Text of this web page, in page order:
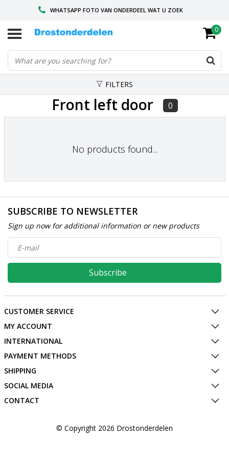
WHATSAPP FOTO VAN ONDERDEEL WAT U ZOEK
VOOR 16.00 BESTELD, VANDAAG VERZONDEN
GESPECIALISEERD PEUGEOT
0
FILTERS
Front left door 0
No products found...
SUBSCRIBE TO NEWSLETTER
Sign up now for additional information or new products
Subscribe
CUSTOMER SERVICE
MY ACCOUNT
INTERNATIONAL
PAYMENT METHODS
SHIPPING
SOCIAL MEDIA
CONTACT
© Copyright 2026 Drostonderdelen